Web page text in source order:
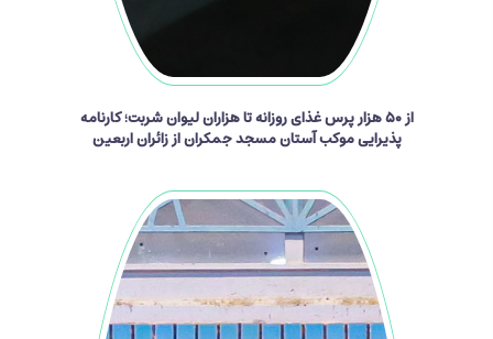
از ۵۰ هزار پرس غذای روزانه تا هزاران لیوان شربت؛ کارنامه
پذیرایی موکب آستان مسجد جمکران از زائران اربعین